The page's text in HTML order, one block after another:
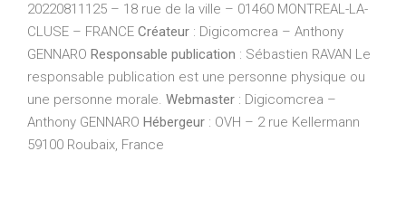
20220811125 – 18 rue de la ville – 01460 MONTREAL-LA-
CLUSE – FRANCE Créateur : Digicomcrea – Anthony
GENNARO Responsable publication : Sébastien RAVAN Le
responsable publication est une personne physique ou
une personne morale. Webmaster : Digicomcrea –
Anthony GENNARO Hébergeur : OVH – 2 rue Kellermann
59100 Roubaix, France